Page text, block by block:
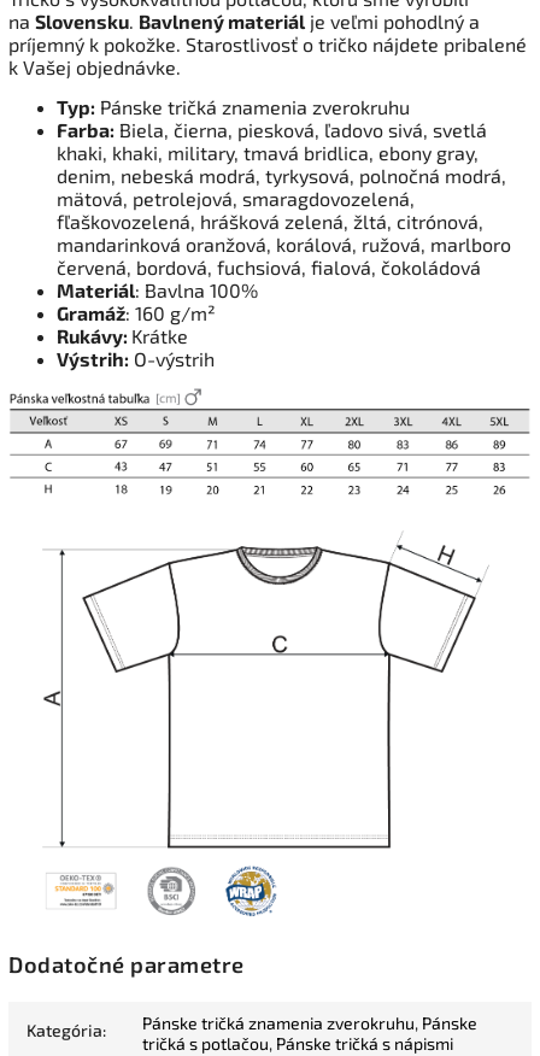
na Slovensku. Bavlnený materiál je veľmi pohodlný a
príjemný k pokožke. Starostlivosť o tričko nájdete pribalené
k Vašej objednávke.
Typ: Pánske tričká znamenia zverokruhu
Farba: Biela, čierna, piesková, ľadovo sivá, svetlá
khaki, khaki, military, tmavá bridlica, ebony gray,
denim, nebeská modrá, tyrkysová, polnočná modrá,
mätová, petrolejová, smaragdovozelená,
fľaškovozelená, hrášková zelená, žltá, citrónová,
mandarinková oranžová, korálová, ružová, marlboro
červená, bordová, fuchsiová, fialová, čokoládová
Materiál: Bavlna 100%
Gramáž: 160 g/m²
Rukávy: Krátke
Výstrih: O-výstrih
Dodatočné parametre
Kategória: Pánske tričká znamenia zverokruhu, Pánske
tričká s potlačou, Pánske tričká s nápismi